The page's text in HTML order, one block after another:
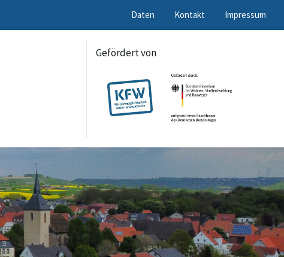
Daten Kontakt Impressum
Gefördert von